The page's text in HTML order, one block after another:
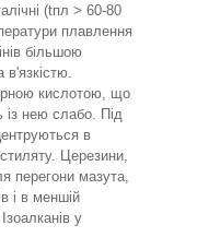
(tпл > 60-80
плавлення
більшою
кислотою, що
із нею слабо. Під
в
Церезини,
перегони мазута,
і в меншій
у